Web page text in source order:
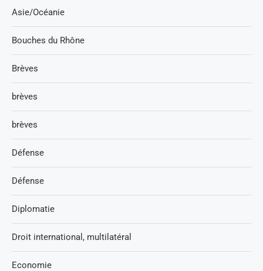
Asie/Océanie
Bouches du Rhône
Brèves
brèves
brèves
Défense
Défense
Diplomatie
Droit international, multilatéral
Economie